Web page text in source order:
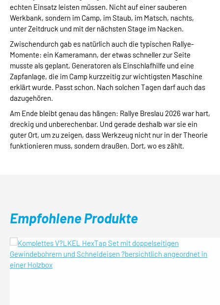
echten Einsatz leisten müssen. Nicht auf einer sauberen
Werkbank, sondern im Camp, im Staub, im Matsch, nachts,
unter Zeitdruck und mit der nächsten Stage im Nacken.
Zwischendurch gab es natürlich auch die typischen Rallye-
Momente: ein Kameramann, der etwas schneller zur Seite
musste als geplant, Generatoren als Einschlafhilfe und eine
Zapfanlage, die im Camp kurzzeitig zur wichtigsten Maschine
erklärt wurde. Passt schon. Nach solchen Tagen darf auch das
dazugehören.
Am Ende bleibt genau das hängen: Rallye Breslau 2026 war hart,
dreckig und unberechenbar. Und gerade deshalb war sie ein
guter Ort, um zu zeigen, dass Werkzeug nicht nur in der Theorie
funktionieren muss, sondern draußen. Dort, wo es zählt.
Empfohlene Produkte
Produktgalerie überspringen